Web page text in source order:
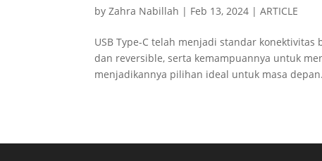
byZahra Nabillah | Feb 13, 2024 |ARTICLE
USB Type-C telah menjadi standar
dan reversible, serta kemampuannya untuk
menjadikannya pilihan ideal untuk masa